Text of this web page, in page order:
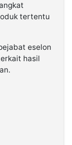
tertentu
eselon
hasil